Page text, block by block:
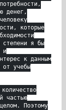
денег,
которые
степени я бы
и
к данным
от учебы
частью
Поэтому